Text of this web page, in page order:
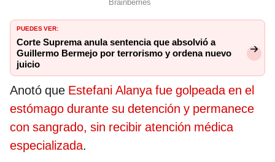
PUEDES VER:
Corte Suprema anula sentencia que absolvió a
Guillermo Bermejo por terrorismo y ordena nuevo
juicio
Anotó que Estefani Alanya fue golpeada en el
estómago durante su detención y permanece
con sangrado, sin recibir atención médica
especializada.